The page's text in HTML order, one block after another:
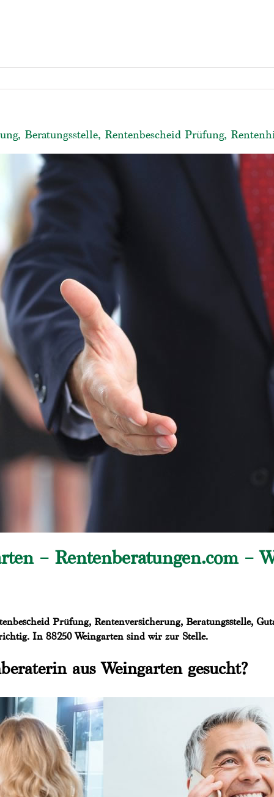
Beratungsstelle, Rentenbescheid Prüfung,
– Rentenberatungen.com –
Prüfung, Rentenversicherung, Beratungsstelle,
In 88250 Weingarten sind wir zur Stelle.
aus Weingarten gesucht?